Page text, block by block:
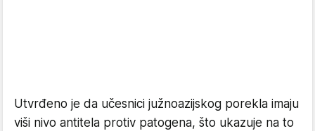
Utvrđeno je da učesnici južnoazijskog porekla imaju
viši nivo antitela protiv patogena, što ukazuje na to